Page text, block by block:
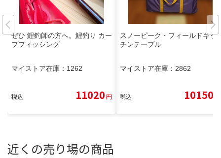
ぜひ 鯉釣師の方へ。鯉釣り カー
プフィッシング
マイストア在庫： 1262
税込 11020円
スノーピーク・フィールドキッ
チンテーブル
マイストア在庫： 2862
税込 10150
近くの売り場の商品